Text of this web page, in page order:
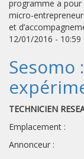
programme a
micro-
et
12/01/2016 - 10:59
Sesomo
TECHNICIEN
Emplacement :
Annonceur :